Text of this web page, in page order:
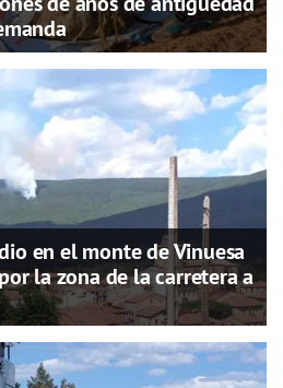
en el monte de Vinuesa
la zona de la carretera a